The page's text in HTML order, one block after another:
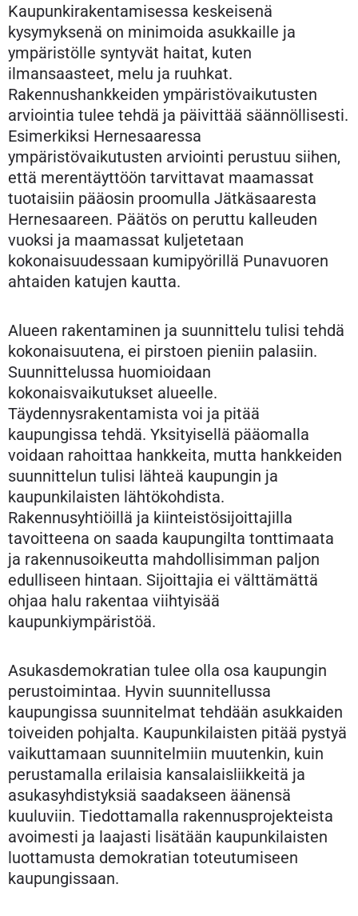
Kaupunkirakentamisessa keskeisenä
kysymyksenä on minimoida asukkaille ja
ympäristölle syntyvät haitat, kuten
ilmansaasteet, melu ja ruuhkat.
Rakennushankkeiden ympäristövaikutusten
arviointia tulee tehdä ja päivittää säännöllisesti.
Esimerkiksi Hernesaaressa
ympäristövaikutusten arviointi perustuu siihen,
että merentäyttöön tarvittavat maamassat
tuotaisiin pääosin proomulla Jätkäsaaresta
Hernesaareen. Päätös on peruttu kalleuden
vuoksi ja maamassat kuljetetaan
kokonaisuudessaan kumipyörillä Punavuoren
ahtaiden katujen kautta.
Alueen rakentaminen ja suunnittelu tulisi tehdä
kokonaisuutena, ei pirstoen pieniin palasiin.
Suunnittelussa huomioidaan
kokonaisvaikutukset alueelle.
Täydennysrakentamista voi ja pitää
kaupungissa tehdä. Yksityisellä pääomalla
voidaan rahoittaa hankkeita, mutta hankkeiden
suunnittelun tulisi lähteä kaupungin ja
kaupunkilaisten lähtökohdista.
Rakennusyhtiöillä ja kiinteistösijoittajilla
tavoitteena on saada kaupungilta tonttimaata
ja rakennusoikeutta mahdollisimman paljon
edulliseen hintaan. Sijoittajia ei välttämättä
ohjaa halu rakentaa viihtyisää
kaupunkiympäristöä.
Asukasdemokratian tulee olla osa kaupungin
perustoimintaa. Hyvin suunnitellussa
kaupungissa suunnitelmat tehdään asukkaiden
toiveiden pohjalta. Kaupunkilaisten pitää pystyä
vaikuttamaan suunnitelmiin muutenkin, kuin
perustamalla erilaisia kansalaisliikkeitä ja
asukasyhdistyksiä saadakseen äänensä
kuuluviin. Tiedottamalla rakennusprojekteista
avoimesti ja laajasti lisätään kaupunkilaisten
luottamusta demokratian toteutumiseen
kaupungissaan.